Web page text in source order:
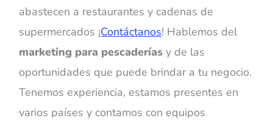
abastecen a restaurantes y cadenas de
supermercados ¡Contáctanos! Hablemos del
marketing para pescaderías y de las
oportunidades que puede brindar a tu negocio.
Tenemos experiencia, estamos presentes en
varios países y contamos con equipos